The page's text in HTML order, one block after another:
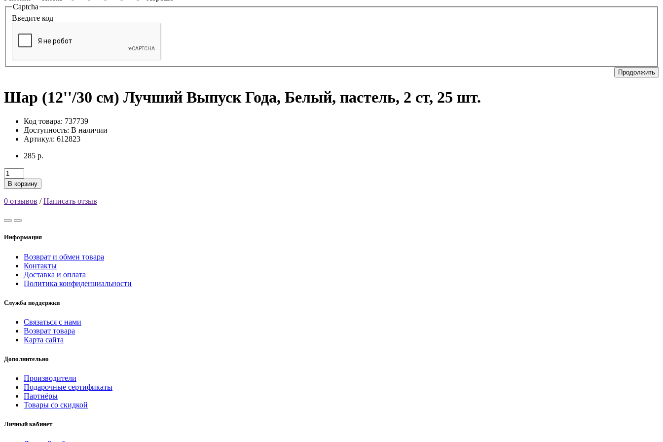
Captcha
Введите код
Продолжить
Шар (12''/30 см) Лучший Выпуск Года, Белый, пастель, 2 ст, 25 шт.
Код товара: 737739
Доступность: В наличии
Артикул: 612823
285 р.
В корзину
0 отзывов /Написать отзыв
Информация
Возврат и обмен товара
Контакты
Доставка и оплата
Политика конфиденциальности
Служба поддержки
Связаться с нами
Возврат товара
Карта сайта
Дополнительно
Производители
Подарочные сертификаты
Партнёры
Товары со скидкой
Личный кабинет